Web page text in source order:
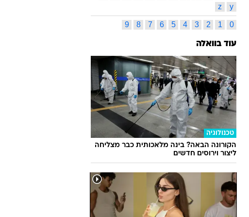
y
z
0
1
2
3
4
5
6
7
8
9
עוד בוואלה
טכנולוגיה
הקורונה הבאה? בינה מלאכותית כבר מצליחה
ליצור וירוסים חדשים